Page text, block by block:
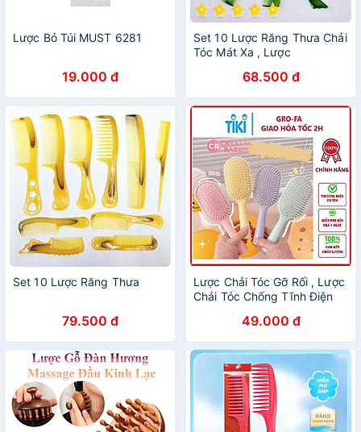
Lược Bỏ Túi MUST 6281
19.000 đ
Set 10 Lược Răng Thưa Chải
Tóc Mát Xa , Lược
68.500 đ
Set 10 Lược Răng Thưa
79.500 đ
Lược Chải Tóc Gỡ Rối , Lược
Chải Tóc Chống Tĩnh Điện
hãng (Giao màu ngẫu nhiên)
49.000 đ